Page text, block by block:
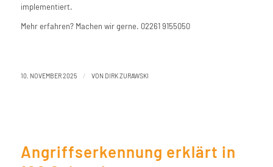
implementiert.
Mehr erfahren? Machen wir gerne. 02261 9155050
10. NOVEMBER 2025 / VON DIRK ZURAWSKI
Angriffserkennung erklärt in